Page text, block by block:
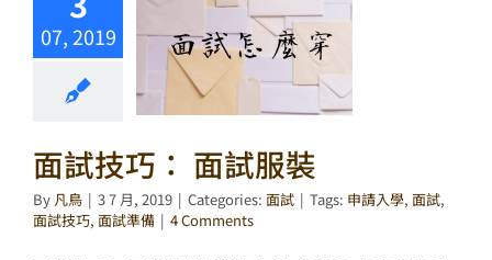
07, 2019
面試技巧： 面試服裝
By 凡鳥 | 3 7 月, 2019 | Categories: 面試 | Tags: 申請入學, 面試,
面試技巧, 面試準備 | 4 Comments